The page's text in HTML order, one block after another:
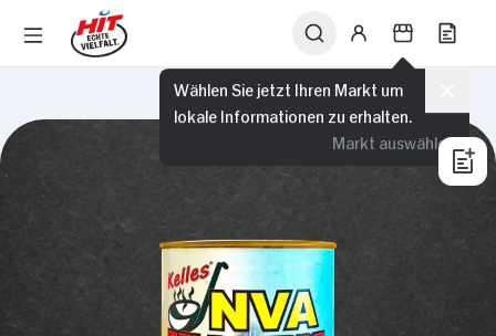
Wählen Sie jetzt Ihren Markt um
lokale Informationen zu erhalten.
Markt auswählen